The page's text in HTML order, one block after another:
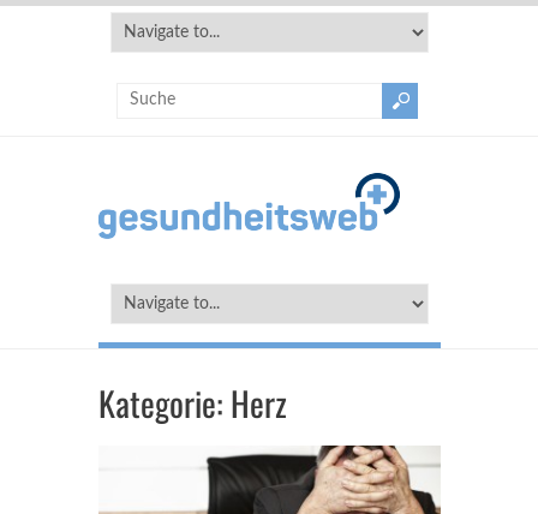
Kategorie:Herz